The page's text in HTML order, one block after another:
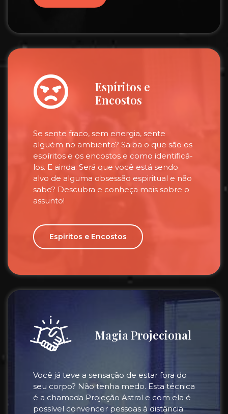
Espíritos e
Encostos
Se sente fraco, sem energia, sente
alguém no ambiente? Saiba o que são os
espíritos e os encostos e como identificá-
los. E ainda: Será que você está sendo
alvo de alguma obsessão espiritual e não
sabe? Descubra e conheça mais sobre o
assunto!
Espiritos e Encostos
Magia Projecional
Você já teve a sensação de estar fora do
seu corpo? Não tenha medo. Esta técnica
é a chamada Projeção Astral e com ela é
possível convencer pessoas à distância